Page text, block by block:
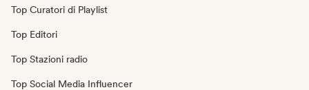
Top Curatori di Playlist
Top Editori
Top Stazioni radio
Top Social Media Influencer